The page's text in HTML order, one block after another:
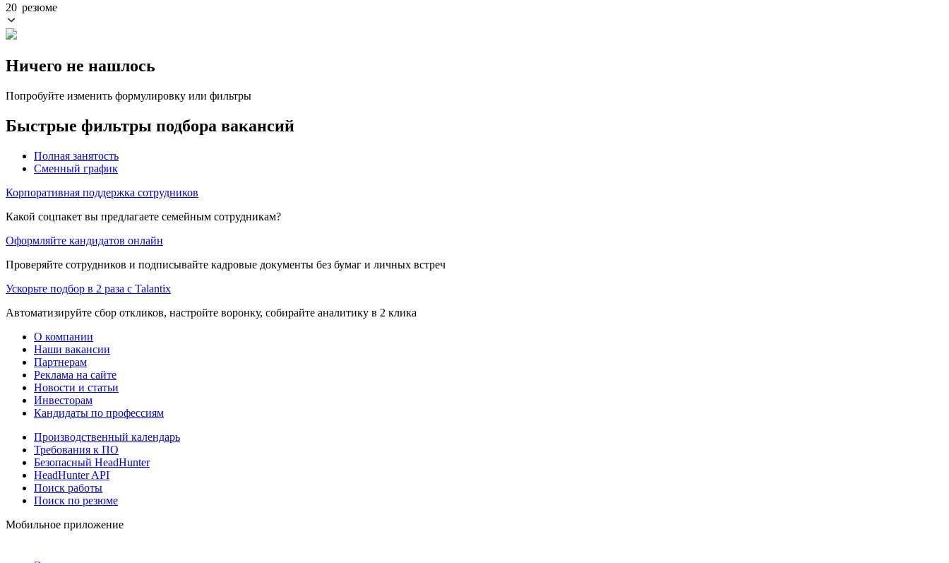
20 резюме
Ничего не нашлось
Попробуйте изменить формулировку или фильтры
Быстрые фильтры подбора вакансий
Полная занятость
Сменный график
Корпоративная поддержка сотрудников
Какой соцпакет вы предлагаете семейным сотрудникам?
Оформляйте кандидатов онлайн
Проверяйте сотрудников и подписывайте кадровые документы без бумаг и личных встреч
Ускорьте подбор в 2 раза с Talantix
Автоматизируйте сбор откликов, настройте воронку, собирайте аналитику в 2 клика
О компании
Наши вакансии
Партнерам
Реклама на сайте
Новости и статьи
Инвесторам
Кандидаты по профессиям
Производственный календарь
Требования к ПО
Безопасный HeadHunter
HeadHunter API
Поиск работы
Поиск по резюме
Мобильное приложение